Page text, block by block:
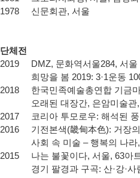
1978 신문회관, 서울
단체전
2019 DMZ, 문화역서울284, 서울
희망을 봄 2019: 3·1운동
2018 한국민족예술총연합 기금
오래된 대장간, 은암미술관,
2017 코리아 투모로우: 해석된 풍
2016 기전본색(畿甸本色): 거장
사회 속 미술 – 행복의 나라,
2015 나는 불꽃이다, 서울, 63아
경기 팔경과 구곡: 산·강·사